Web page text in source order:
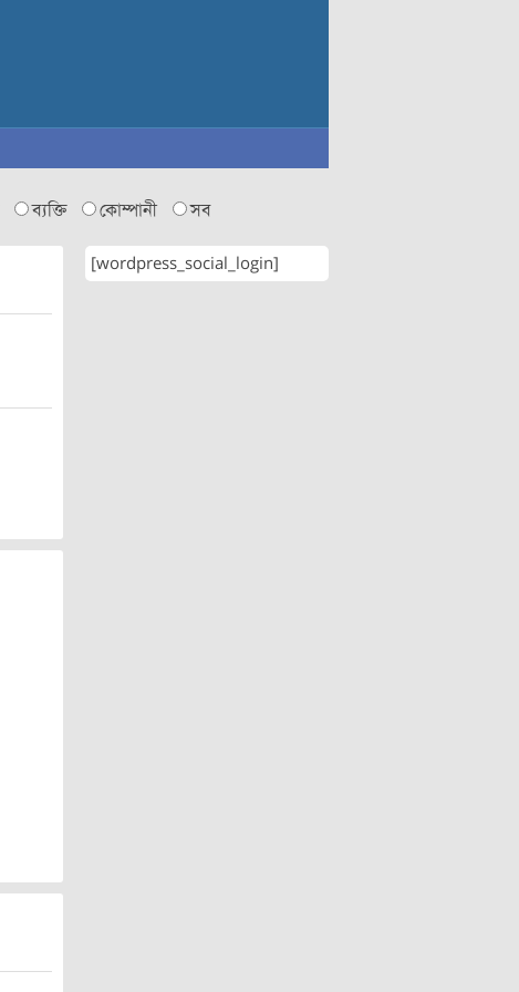
ব্যক্তি কোম্পানী সব
[wordpress_social_login]